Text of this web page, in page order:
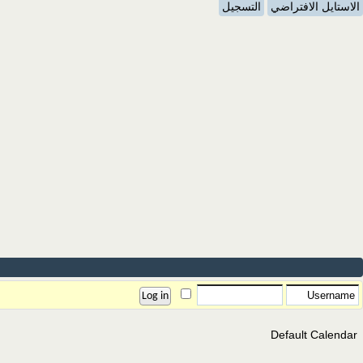
الاستايل الافتراضي
التسجيل
Default Calendar